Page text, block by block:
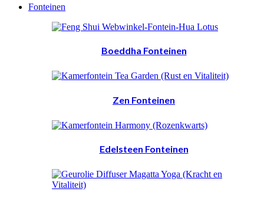
Fonteinen
Boeddha Fonteinen
Zen Fonteinen
Edelsteen Fonteinen